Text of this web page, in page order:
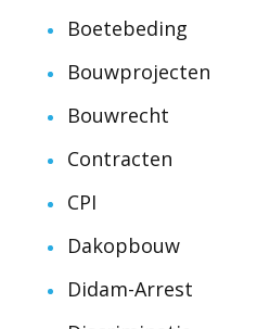
Boetebeding
Bouwprojecten
Bouwrecht
Contracten
CPI
Dakopbouw
Didam-Arrest